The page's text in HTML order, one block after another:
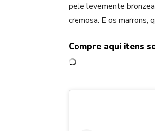
pele levemente
cremosa. E os marrons,
Compre aqui itens